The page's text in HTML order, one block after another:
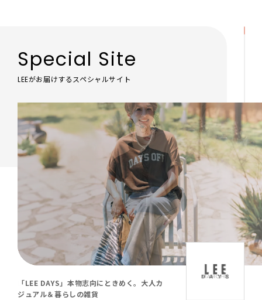
Special Site
LEEがお届けするスペシャルサイト
「LEE DAYS」本物志向にときめく。大人カ
ジュアル＆暮らしの雑貨